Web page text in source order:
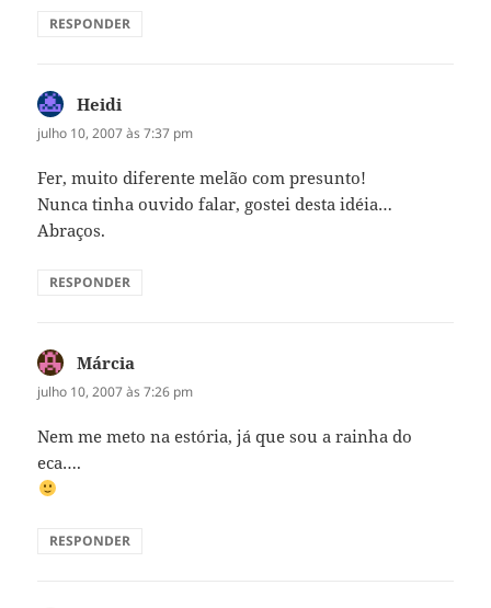
RESPONDER
Heidi
julho 10, 2007 às 7:37 pm
Fer, muito diferente melão com presunto!
Nunca tinha ouvido falar, gostei desta idéia…
Abraços.
RESPONDER
Márcia
julho 10, 2007 às 7:26 pm
Nem me meto na estória, já que sou a rainha do
eca….
RESPONDER